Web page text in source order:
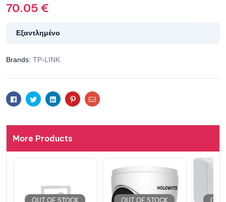
70.05 €
Εξαντλημένο
Brands: TP-LINK
FacebookTwitterLinkedinPinterestEmail
More Products
OUT OF STOCK OUT OF STOCK OUT